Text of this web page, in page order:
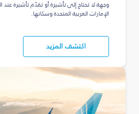
وجهة لا تحتاج إلى تأشيرة أو تقدّم تأشيرة
الإمارات العربية المتحدة وسكانها.
اكتشف المزيد